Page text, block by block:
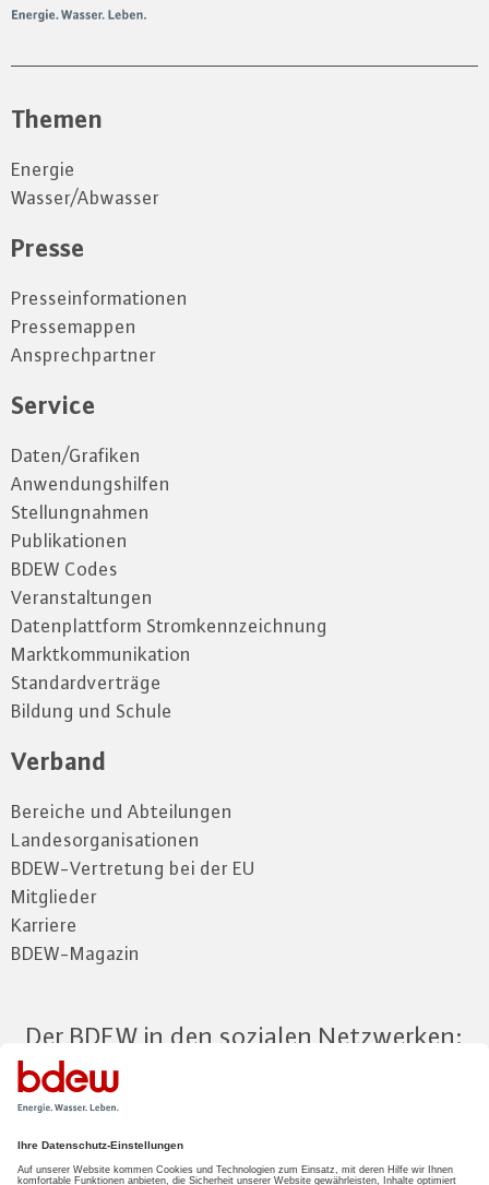
Themen
Energie
Wasser/Abwasser
Presse
Presseinformationen
Pressemappen
Ansprechpartner
Service
Daten/Grafiken
Anwendungshilfen
Stellungnahmen
Publikationen
BDEW Codes
Veranstaltungen
Datenplattform Stromkennzeichnung
Marktkommunikation
Standardverträge
Bildung und Schule
Verband
Bereiche und Abteilungen
Landesorganisationen
BDEW-Vertretung bei der EU
Mitglieder
Karriere
BDEW-Magazin
Der BDEW in den sozialen Netzwerken:
Zum Mitgliederbereich